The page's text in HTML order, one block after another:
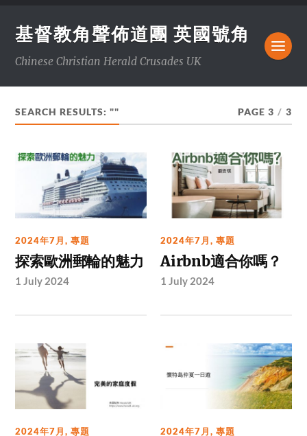
基督教角聲佈道團 英國號角
Chinese Christian Herald Crusades UK
SEARCH RESULTS: "" PAGE 3 / 3
2024年7月,專題
探索歐洲郵輪的魅力
1 July 2024
2024年7月,專題
Airbnb適合你嗎？
1 July 2024
2024年7月,專題 2024年7月,專題